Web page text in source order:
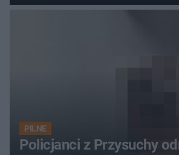
PILNE
Policjanci z Przysuchy